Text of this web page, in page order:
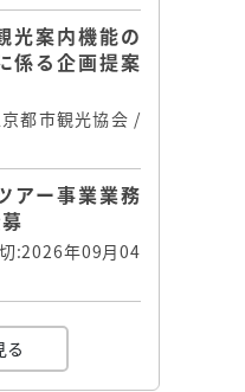
光案内機能の
係る企画提案
都市観光協会 /
アー事業業務
:2026年09月04
る